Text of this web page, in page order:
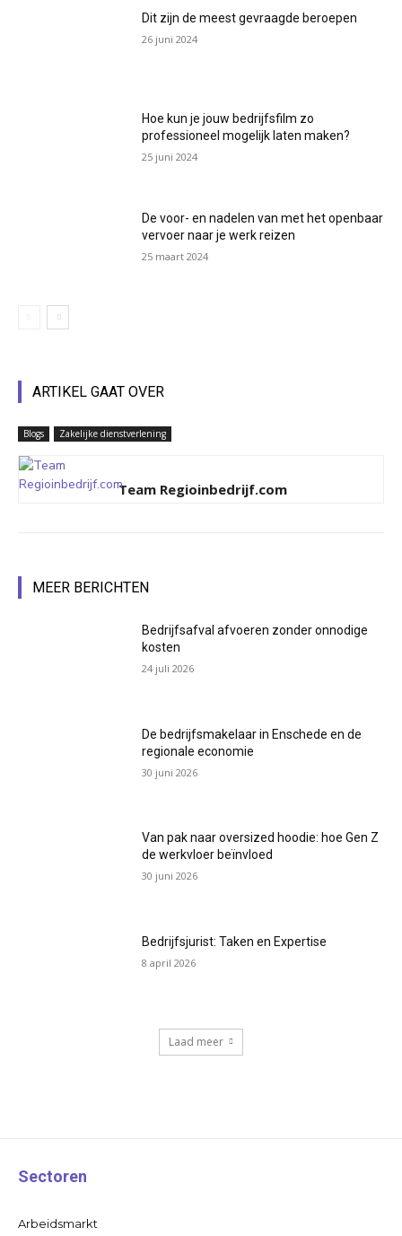
Dit zijn de meest gevraagde beroepen
26 juni 2024
Hoe kun je jouw bedrijfsfilm zo
professioneel mogelijk laten maken?
25 juni 2024
De voor- en nadelen van met het openbaar
vervoer naar je werk reizen
25 maart 2024
ARTIKEL GAAT OVER
Blogs Zakelijke dienstverlening
Team Regioinbedrijf.com
MEER BERICHTEN
Bedrijfsafval afvoeren zonder onnodige
kosten
24 juli 2026
De bedrijfsmakelaar in Enschede en de
regionale economie
30 juni 2026
Van pak naar oversized hoodie: hoe Gen Z
de werkvloer beïnvloed
30 juni 2026
Bedrijfsjurist: Taken en Expertise
8 april 2026
Laad meer
Sectoren
Arbeidsmarkt